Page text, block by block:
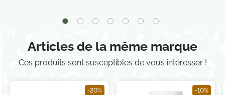
Articles de la même marque
Ces produits sont susceptibles de vous intéresser !
-20% -10%